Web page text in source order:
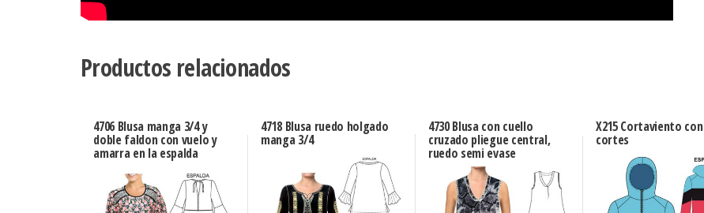
Productos relacionados
4706 Blusa manga 3/4 y
doble faldon con vuelo y
amarra en la espalda
4718 Blusa ruedo holgado
manga 3/4
4730 Blusa con cuello
cruzado pliegue central,
ruedo semi evase
X215 Cortaviento con
cortes